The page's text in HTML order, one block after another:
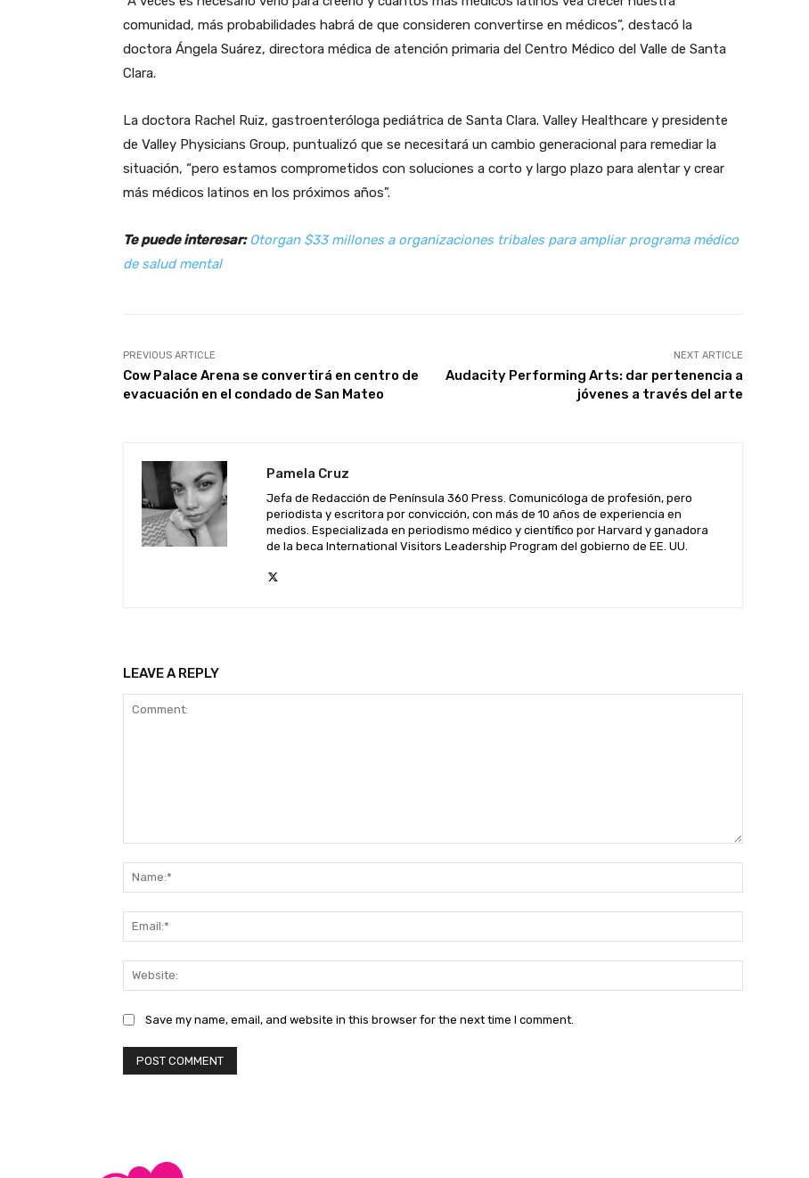
comunidad, más probabilidades habrá de que consideren convertirse en médicos”, destacó la
doctora Ángela Suárez, directora médica de atención primaria del Centro Médico del Valle de Santa
Clara.
La doctora Rachel Ruiz, gastroenteróloga pediátrica de Santa Clara. Valley Healthcare y presidente
de Valley Physicians Group, puntualizó que se necesitará un cambio generacional para remediar la
situación, “pero estamos comprometidos con soluciones a corto y largo plazo para alentar y crear
más médicos latinos en los próximos años”.
Te puede interesar: Otorgan $33 millones a organizaciones tribales para ampliar programa médico
de salud mental
PREVIOUS ARTICLE
Cow Palace Arena se convertirá en centro de
evacuación en el condado de San Mateo
NEXT ARTICLE
Audacity Performing Arts: dar pertenencia a
jóvenes a través del arte
Pamela Cruz
Jefa de Redacción de Península 360 Press. Comunicóloga de profesión, pero
periodista y escritora por convicción, con más de 10 años de experiencia en
medios. Especializada en periodismo médico y científico por Harvard y ganadora
de la beca International Visitors Leadership Program del gobierno de EE. UU.
LEAVE A REPLY
Save my name, email, and website in this browser for the next time I comment.